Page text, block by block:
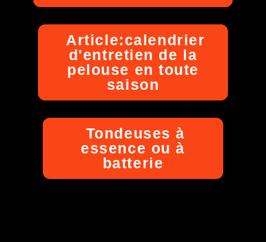
Article:calendrier
d'entretien de la
pelouse en toute
saison
Tondeuses à
essence ou à
batterie